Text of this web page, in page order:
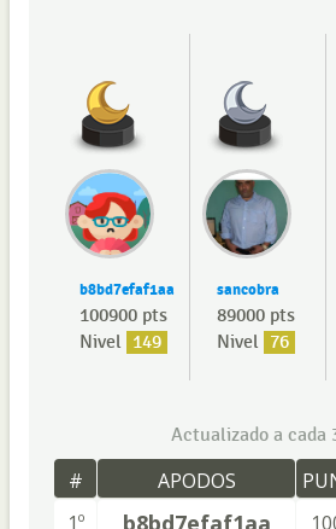
b8bd7efaf1aa
100900 pts
Nivel 149
sancobra
89000 pts
Nivel 76
Actualizado a cada
# APODOS
1º
b8bd7efaf1aa